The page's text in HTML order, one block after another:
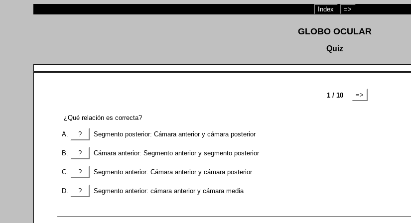
Index =>
GLOBO OCULAR
Quiz
1 / 10
=>
¿Qué relación es correcta?
? Segmento posterior: Cámara anterior y cámara posterior
? Cámara anterior: Segmento anterior y segmento posterior
? Segmento anterior: Cámara anterior y cámara posterior
? Segmento anterior: cámara anterior y cámara media